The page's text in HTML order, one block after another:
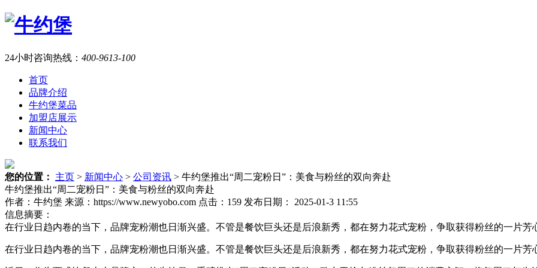
24小时咨询热线： 400-9613-100
首页
品牌介绍
牛约堡菜品
加盟店展示
新闻中心
联系我们
您的位置： 主页 > 新闻中心 > 公司资讯 > 牛约堡推出“周二宠粉日”：美食与粉丝的双向奔赴
牛约堡推出“周二宠粉日”：美食与粉丝的双向奔赴
作者：牛约堡 来源：https://www.newyobo.com 点击：159 发布日期： 2025-01-3 11:55
信息摘要：
在行业日趋内卷的当下，品牌宠粉潮也日渐兴盛。不管是餐饮巨头还是后浪新秀，都在努力花式宠粉，争取获得粉丝的一片芳
在行业日趋内卷的当下，品牌宠粉潮也日渐兴盛。不管是餐饮巨头还是后浪新秀，都在努力花式宠粉，争取获得粉丝的一片芳